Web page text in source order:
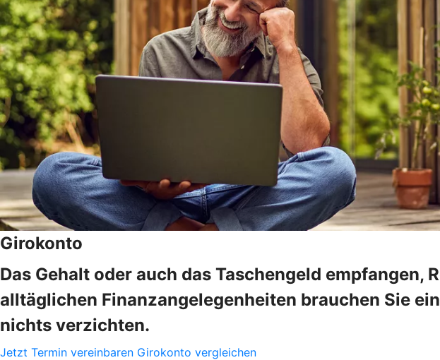
Girokonto
Das Gehalt oder auch das Taschengeld empfangen,
alltäglichen Finanzangelegenheiten brauchen Sie
nichts verzichten.
Jetzt Termin vereinbaren Girokonto vergleichen